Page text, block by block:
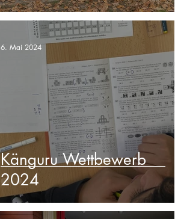
Känguru Wettbewerb
2024
6. Mai 2024